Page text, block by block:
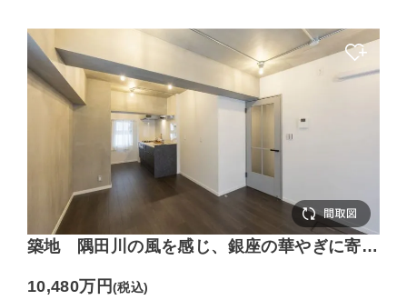
築地 隅田川の風を感じ、銀座の華やぎに寄り
10,480万円(税込)